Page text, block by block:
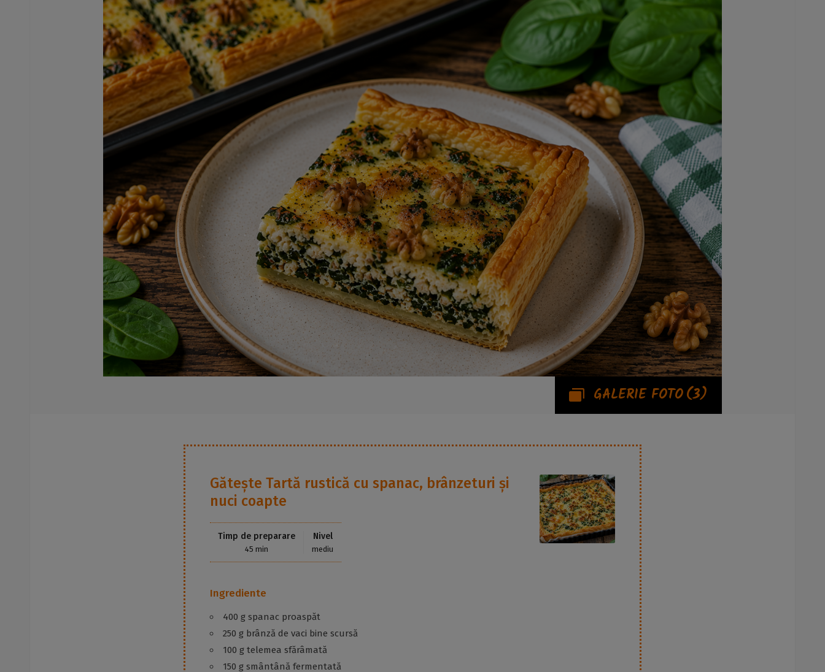
GALERIE FOTO(3)
Gătește Tartă rustică cu spanac, brânzeturi și
nuci coapte
Timp de preparare
45 min
Nivel
mediu
Ingrediente
400 g spanac proaspăt
250 g brânză de vaci bine scursă
100 g telemea sfărâmată
150 g smântână fermentată